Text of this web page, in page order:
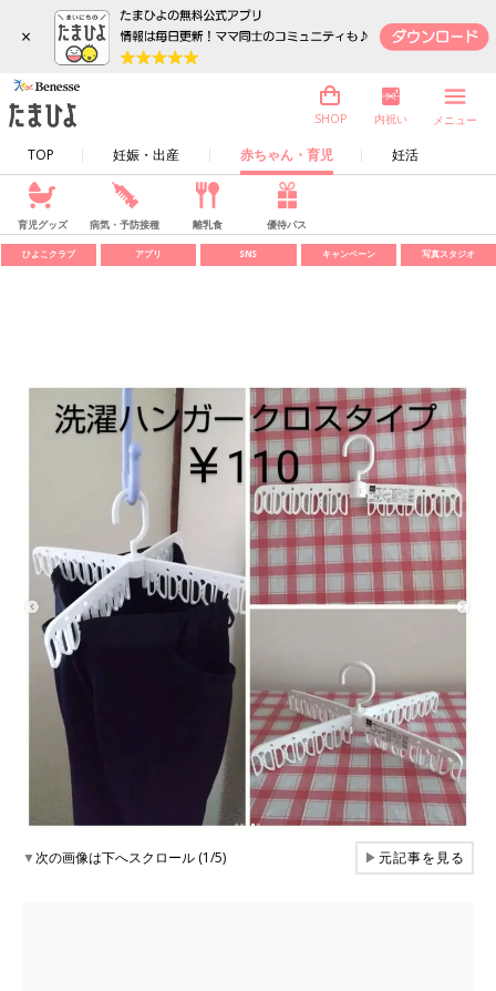
×
TOP 妊娠・出産 赤ちゃん・育児 妊活
SHOP 内祝い メニュー
育児グッズ 病気・予防接種 離乳食 優待パス
ひよこクラブ アプリ SNS キャンペーン 写真スタジオ
▼次の画像は下へスクロール (1/5) ▶元記事を見る